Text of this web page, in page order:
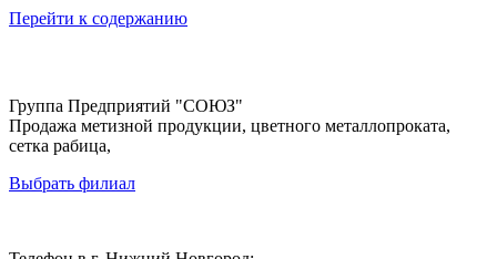
Перейти к содержанию
Группа Предприятий "СОЮЗ"
Продажа метизной продукции, цветного металлопроката,
сетка рабица,
Выбрать филиал